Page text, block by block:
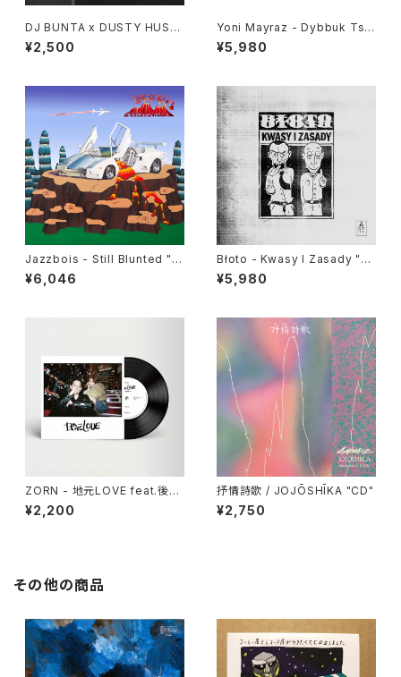
DJ BUNTA x DUSTY HUSK
Y - 47 CAMPiN DIGGiN "C
D"
¥2,500
Yoni Mayraz - Dybbuk Tse!
"LP"
¥5,980
Jazzbois - Still Blunted "L
P"
¥6,046
Błoto - Kwasy I Zasady "L
P"
¥5,980
ZORN - 地元LOVE feat.後藤
真希 "7"
¥2,200
抒情詩歌 / JOJŌSHĪKA "CD"
¥2,750
その他の商品